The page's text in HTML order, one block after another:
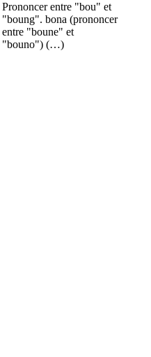
Prononcer entre "bou" et
"boung". bona (prononcer
entre "boune" et
"bouno") (…)